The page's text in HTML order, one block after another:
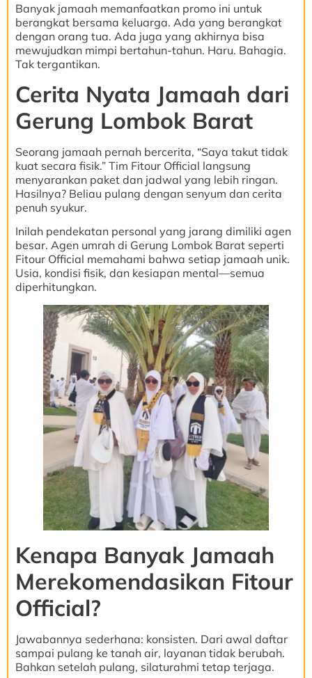
Banyak jamaah memanfaatkan promo ini untuk
berangkat bersama keluarga. Ada yang berangkat
dengan orang tua. Ada juga yang akhirnya bisa
mewujudkan mimpi bertahun-tahun. Haru. Bahagia.
Tak tergantikan.
Cerita Nyata Jamaah dari
Gerung Lombok Barat
Seorang jamaah pernah bercerita, “Saya takut tidak
kuat secara fisik.” Tim Fitour Official langsung
menyarankan paket dan jadwal yang lebih ringan.
Hasilnya? Beliau pulang dengan senyum dan cerita
penuh syukur.
Inilah pendekatan personal yang jarang dimiliki agen
besar. Agen umrah di Gerung Lombok Barat seperti
Fitour Official memahami bahwa setiap jamaah unik.
Usia, kondisi fisik, dan kesiapan mental—semua
diperhitungkan.
Kenapa Banyak Jamaah
Merekomendasikan Fitour
Official?
Jawabannya sederhana: konsisten. Dari awal daftar
sampai pulang ke tanah air, layanan tidak berubah.
Bahkan setelah pulang, silaturahmi tetap terjaga.